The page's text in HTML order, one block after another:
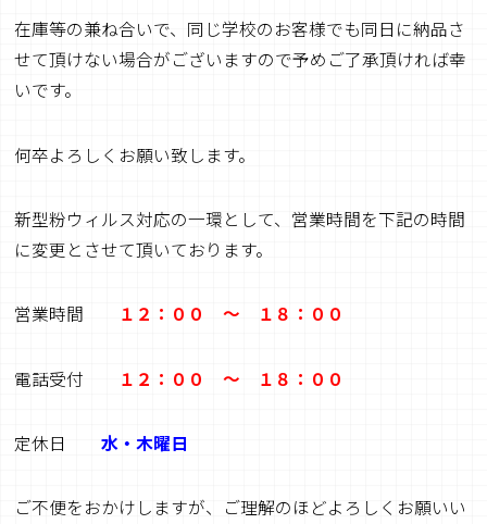
在庫等の兼ね合いで、同じ学校のお客様でも同日に納品さ
せて頂けない場合がございますので予めご了承頂ければ幸
いです。
何卒よろしくお願い致します。
新型粉ウィルス対応の一環として、営業時間を下記の時間
に変更とさせて頂いております。
営業時間 １２：００ ～ １８：００
電話受付 １２：００ ～ １８：００
定休日水・木曜日
ご不便をおかけしますが、ご理解のほどよろしくお願いい